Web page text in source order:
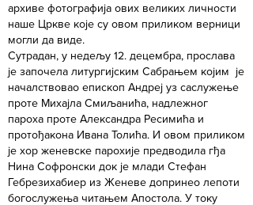
архиве фотографија ових великих личности
наше Цркве које су овом приликом верници
могли да виде.
Сутрадан, у недељу 12. децембра, прослава
је започела литургијским Сабрањем којим је
началствовао епископ Андреј уз саслужење
проте Михајла Смиљанића, надлежног
пароха проте Александра Ресимића и
протођакона Ивана Толића. И овом приликом
је хор женевске парохије предводила гђа
Нина Софронски док је млади Стефан
Гебрезихабиер из Женеве допринео лепоти
богослужења читањем Апостола. У току